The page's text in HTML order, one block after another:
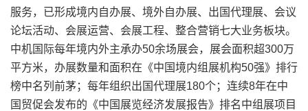
服务，已形成境内自办展、境外自办展、出国代理展、会议
论坛活动、会展运营、会展工程、整合营销七大业务板块。
中机国际每年境内外主承办50余场展会，展会面积超300万
平方米，办展数量和面积在《中国境内组展机构50强》排行
榜中名列前茅；每年组织出国代理展180个；连续8年在中
国贸促会发布的《中国展览经济发展报告》排名中组展项目